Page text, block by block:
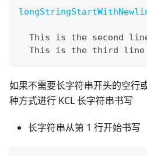
This is the second
  This is the third line
如果不需要长字符串开头的空行
种方式进行 KCL 长字符串书写
长字符串从第 1 行开始书写